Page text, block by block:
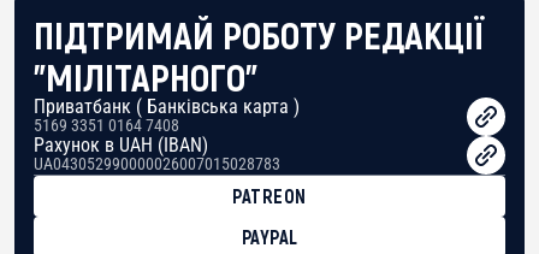
ПІДТРИМАЙ РОБОТУ РЕДАКЦІЇ
"МІЛІТАРНОГО"
Приватбанк ( Банківська карта )
5169 3351 0164 7408
Рахунок в UAH (IBAN)
UA043052990000026007015028783
PATREON
PAYPAL